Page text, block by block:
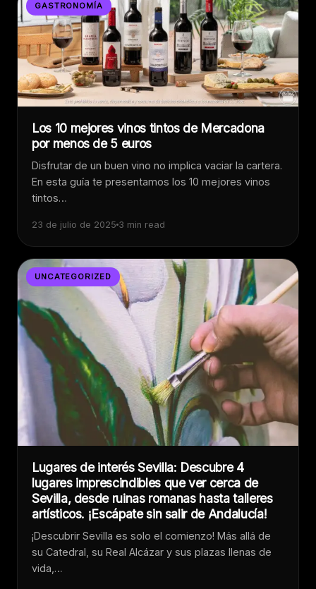
GASTRONOMÍA
Los 10 mejores vinos tintos de Mercadona
por menos de 5 euros
Disfrutar de un buen vino no implica vaciar la cartera.
En esta guía te presentamos los 10 mejores vinos
tintos…
23 de julio de 2025 3 min read
UNCATEGORIZED
Lugares de interés Sevilla: Descubre 4
lugares imprescindibles que ver cerca de
Sevilla, desde ruinas romanas hasta talleres
artísticos. ¡Escápate sin salir de Andalucía!
¡Descubrir Sevilla es solo el comienzo! Más allá de
su Catedral, su Real Alcázar y sus plazas llenas de
vida,…